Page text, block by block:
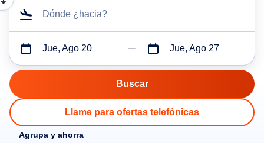
Dónde ¿hacia?
Jue, Ago 20 Jue, Ago 27
Llame para ofertas telefónicas
Agrupa y ahorra